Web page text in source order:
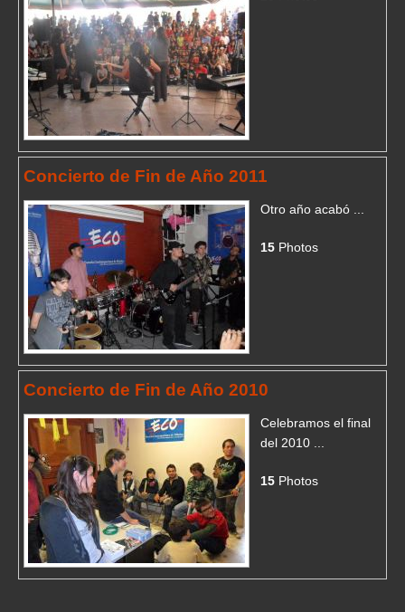
Concierto de Fin de Año 2011
Otro año acabó ...
15 Photos
Concierto de Fin de Año 2010
Celebramos el final
del 2010 ...
15 Photos